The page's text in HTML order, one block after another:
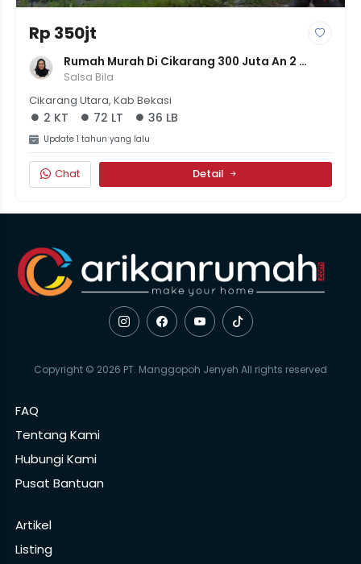
Rp 350jt
Rumah Murah Di Cikarang 300 Juta An 2
Kamar Kondisi Apaadanya
Salsa Bila
Cikarang Utara, Kab Bekasi
2 KT 72 LT 36 LB
Update 1 tahun yang lalu
Chat Detail
Copyright © 2026 PT. Manggopoh Jenyeh All rights reserved
FAQ
Tentang Kami
Hubungi Kami
Pusat Bantuan
Artikel
Listing